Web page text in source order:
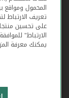
بيت التمويل
شروط
المحمول ومواقع
تعريف الارتباط
على تحسين
الارتباط"
يمكنك معرفة